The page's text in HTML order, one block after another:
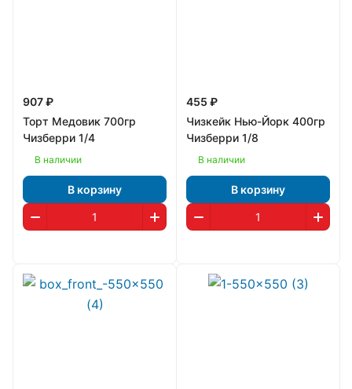
907 ₽
Торт Медовик 700гр
Чизберри 1/4
В наличии
В корзину
455 ₽
Чизкейк Нью-Йорк 400гр
Чизберри 1/8
В наличии
В корзину